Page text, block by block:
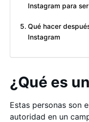
Instagram para
Qué hacer
Instagram
¿Qué es
Estas personas son
autoridad en un